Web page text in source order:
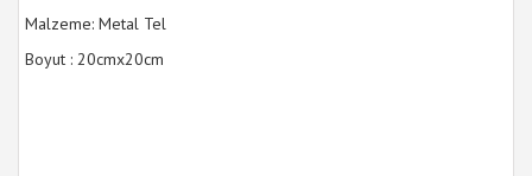
Malzeme: Metal Tel
Boyut : 20cmx20cm